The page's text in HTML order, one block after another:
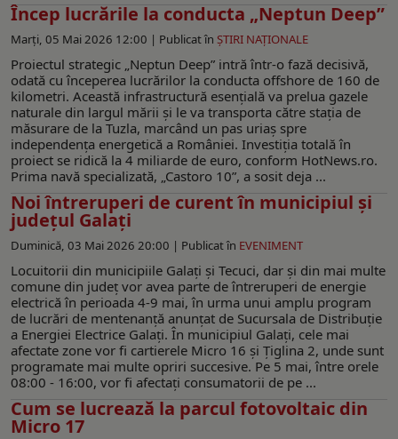
Încep lucrările la conducta „Neptun Deep”
Marți, 05 Mai 2026 12:00 | Publicat în ŞTIRI NAŢIONALE
Proiectul strategic „Neptun Deep” intră într-o fază decisivă,
odată cu începerea lucrărilor la conducta offshore de 160 de
kilometri. Această infrastructură esențială va prelua gazele
naturale din largul mării și le va transporta către stația de
măsurare de la Tuzla, marcând un pas uriaș spre
independența energetică a României. Investiția totală în
proiect se ridică la 4 miliarde de euro, conform HotNews.ro.
Prima navă specializată, „Castoro 10”, a sosit deja ...
Noi întreruperi de curent în municipiul și
județul Galați
Duminică, 03 Mai 2026 20:00 | Publicat în EVENIMENT
Locuitorii din municipiile Galați și Tecuci, dar și din mai multe
comune din județ vor avea parte de întreruperi de energie
electrică în perioada 4-9 mai, în urma unui amplu program
de lucrări de mentenanță anunțat de Sucursala de Distribuție
a Energiei Electrice Galați. În municipiul Galați, cele mai
afectate zone vor fi cartierele Micro 16 și Țiglina 2, unde sunt
programate mai multe opriri succesive. Pe 5 mai, între orele
08:00 - 16:00, vor fi afectați consumatorii de pe ...
Cum se lucrează la parcul fotovoltaic din
Micro 17